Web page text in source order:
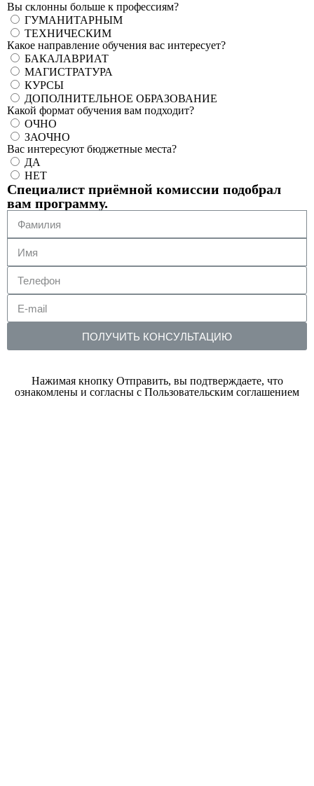
Вы склонны больше к профессиям?
ГУМАНИТАРНЫМ
ТЕХНИЧЕСКИМ
Какое направление обучения вас интересует?
БАКАЛАВРИАТ
МАГИСТРАТУРА
КУРСЫ
ДОПОЛНИТЕЛЬНОЕ ОБРАЗОВАНИЕ
Какой формат обучения вам подходит?
ОЧНО
ЗАОЧНО
Вас интересуют бюджетные места?
ДА
НЕТ
Специалист приёмной комиссии подобрал
вам программу.
ПОЛУЧИТЬ КОНСУЛЬТАЦИЮ
Нажимая кнопку Отправить, вы подтверждаете, что
ознакомлены и согласны с Пользовательским соглашением